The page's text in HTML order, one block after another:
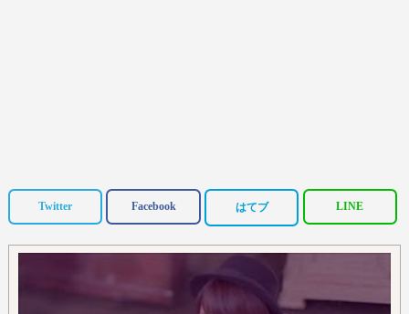
Twitter Facebook はてブ LINE